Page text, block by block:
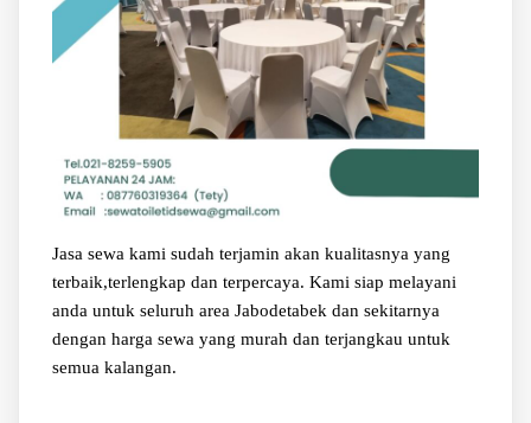
Jasa sewa kami sudah terjamin akan kualitasnya yang
terbaik,terlengkap dan terpercaya. Kami siap melayani
anda untuk seluruh area Jabodetabek dan sekitarnya
dengan harga sewa yang murah dan terjangkau untuk
semua kalangan.